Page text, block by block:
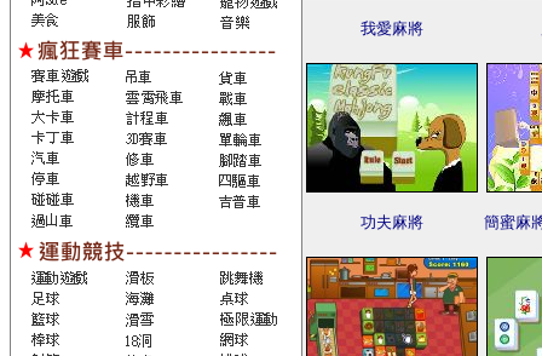
我愛麻將
功夫麻將 簡蜜麻